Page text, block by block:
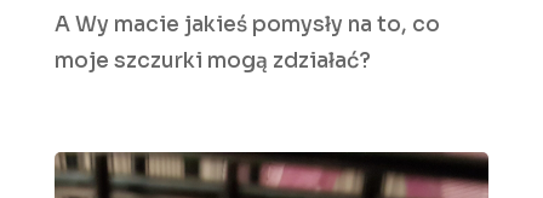
A Wy macie jakieś pomysły na to, co
moje szczurki mogą zdziałać?